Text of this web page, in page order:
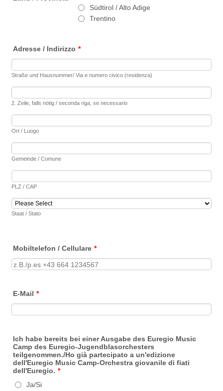
Südtirol / Alto Adige
Trentino
Adresse / Indirizzo *
Straße und Hausnummer/ Via e numero civico (residenza)
2. Zeile, falls nötig / seconda riga, se necessario
Ort / Luogo
Gemeinde / Comune
PLZ / CAP
Staat / Stato
Mobiltelefon / Cellulare *
E-Mail *
Ich habe bereits bei einer Ausgabe des Euregio Music
Camp des Euregio-Jugendblasorchesters
teilgenommen./Ho già partecipato a un'edizione
dell'Euregio Music Camp-Orchestra giovanile di fiati
dell'Euregio. *
Ja/Si